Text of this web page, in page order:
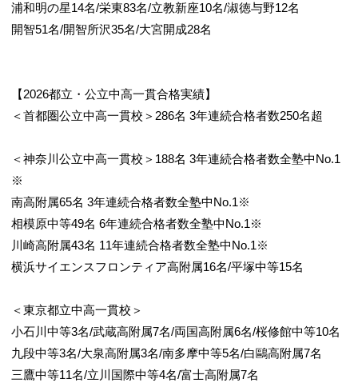
浦和明の星14名/栄東83名/立教新座10名/淑徳与野12名
開智51名/開智所沢35名/大宮開成28名
【2026都立・公立中高一貫合格実績】
＜首都圏公立中高一貫校＞286名 3年連続合格者数250名超
＜神奈川公立中高一貫校＞188名 3年連続合格者数全塾中No.1
※
南高附属65名 3年連続合格者数全塾中No.1※
相模原中等49名 6年連続合格者数全塾中No.1※
川崎高附属43名 11年連続合格者数全塾中No.1※
横浜サイエンスフロンティア高附属16名/平塚中等15名
＜東京都立中高一貫校＞
小石川中等3名/武蔵高附属7名/両国高附属6名/桜修館中等10名
九段中等3名/大泉高附属3名/南多摩中等5名/白鷗高附属7名
三鷹中等11名/立川国際中等4名/富士高附属7名